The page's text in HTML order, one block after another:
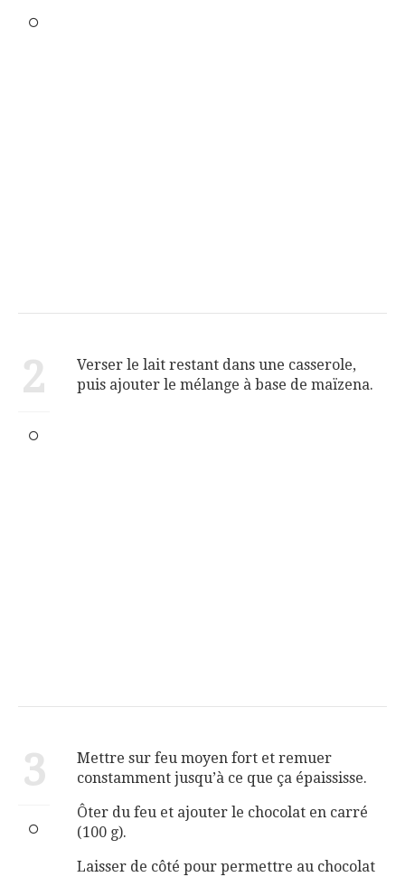
2
Verser le lait restant dans une casserole,
puis ajouter le mélange à base de maïzena.
3
Mettre sur feu moyen fort et remuer
constamment jusqu’à ce que ça épaississe.
Ôter du feu et ajouter le chocolat en carré
(100 g).
Laisser de côté pour permettre au chocolat